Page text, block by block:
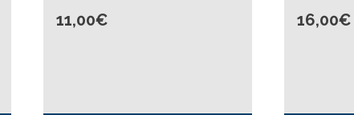
11,00€ 16,00€